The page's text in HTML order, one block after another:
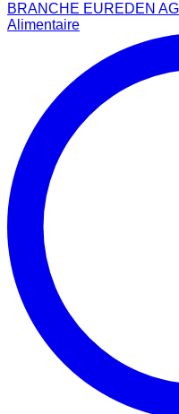
BRANCHE EUREDEN
Alimentaire